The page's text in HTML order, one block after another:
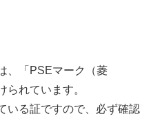
、「PSEマーク（菱
られています。
いる証ですので、必ず確認